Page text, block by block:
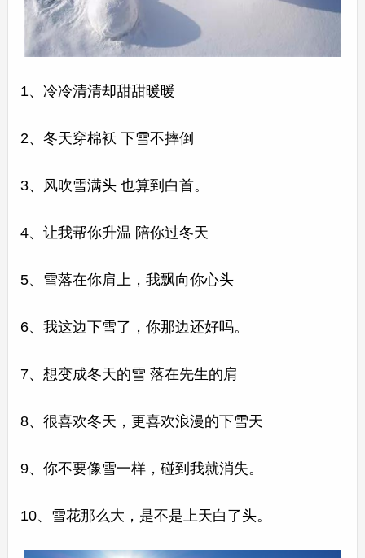
1、冷冷清清却甜甜暖暖
2、冬天穿棉袄 下雪不摔倒
3、风吹雪满头 也算到白首。
4、让我帮你升温 陪你过冬天
5、雪落在你肩上，我飘向你心头
6、我这边下雪了，你那边还好吗。
7、想变成冬天的雪 落在先生的肩
8、很喜欢冬天，更喜欢浪漫的下雪天
9、你不要像雪一样，碰到我就消失。
10、雪花那么大，是不是上天白了头。